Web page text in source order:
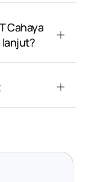
Cahaya
lanjut?